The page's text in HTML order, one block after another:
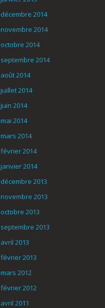
décembre 2014
novembre 2014
octobre 2014
septembre 2014
août 2014
juillet 2014
juin 2014
mai 2014
mars 2014
février 2014
janvier 2014
décembre 2013
novembre 2013
octobre 2013
septembre 2013
avril 2013
février 2013
mars 2012
février 2012
avril 2011